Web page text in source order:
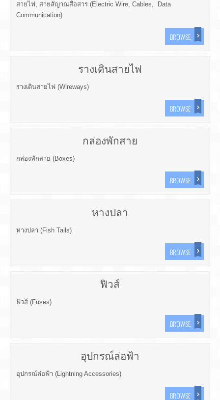
สายไฟ, สายสัญาณสื่อสาร (Electric Wire, Cables, Data
Communication)
BROWSE
รางเดินสายไฟ
รางเดินสายไฟ (Wireways)
BROWSE
กล่องพักสาย
กล่องพักสาย (Boxes)
BROWSE
หางปลา
หางปลา (Fish Tails)
BROWSE
ฟิวส์
ฟิวส์ (Fuses)
BROWSE
อุปกรณ์ล่อฟ้า
อุปกรณ์ล่อฟ้า (Lightning Accessories)
BROWSE